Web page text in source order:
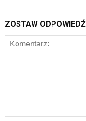
ZOSTAW ODPOWIEDŹ